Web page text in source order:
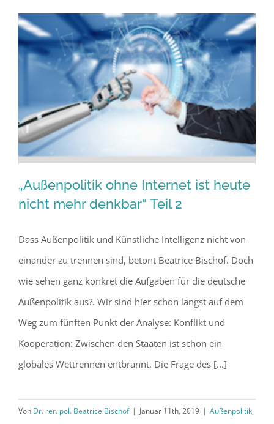
Wiege
des
Islam
„Außenpolitik ohne Internet ist heute
nicht mehr denkbar“ Teil 2
„Außenpolitik ohne Internet ist heute
nicht mehr denkbar“ Teil 2
Dass Außenpolitik und Künstliche Intelligenz nicht von
einander zu trennen sind, betont Beatrice Bischof. Doch
wie sehen ganz konkret die Aufgaben für die deutsche
Außenpolitik aus?. Wir sind hier schon längst auf dem
Weg zum fünften Punkt der Analyse: Konflikt und
Kooperation: Zwischen den Staaten ist schon ein
globales Wettrennen entbrannt. Die Frage des [...]
Von Dr. rer. pol. Beatrice Bischof | Januar 11th, 2019 | Außenpolitik,